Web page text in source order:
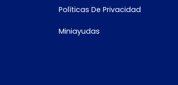
Políticas De Privacidad
Miniayudas